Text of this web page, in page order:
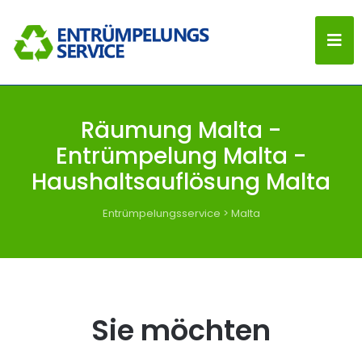
Räumung Malta -
Entrümpelung Malta -
Haushaltsauflösung Malta
Entrümpelungsservice > Malta
Sie möchten